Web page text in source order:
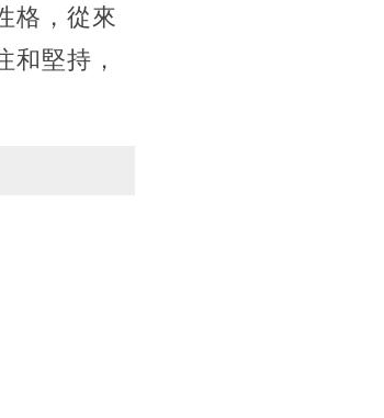
格，從來
堅持，